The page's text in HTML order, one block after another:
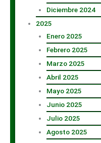
Diciembre 2024
2025
Enero 2025
Febrero 2025
Marzo 2025
Abril 2025
Mayo 2025
Junio 2025
Julio 2025
Agosto 2025